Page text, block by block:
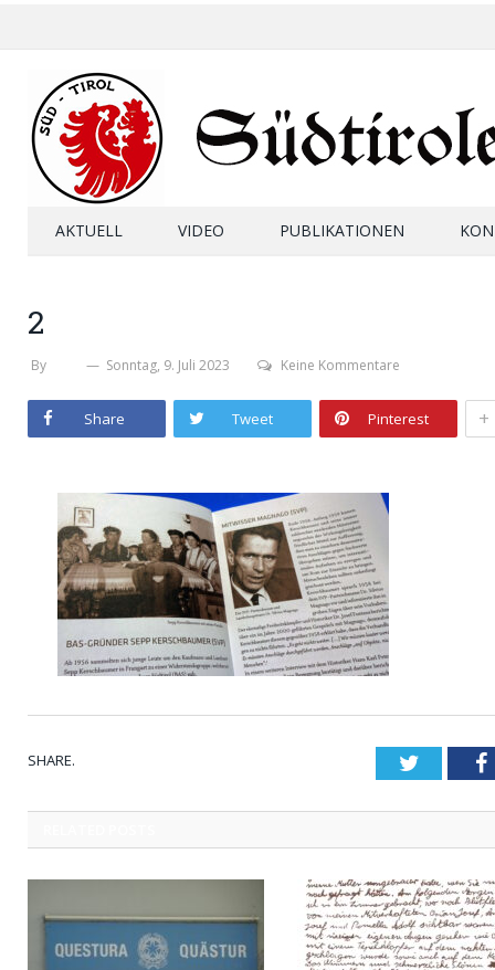
AKTUELL VIDEO PUBLIKATIONEN
2
By Sonntag, 9. Juli 2023 Keine Kommentare
Share Tweet Pinterest +
SHARE. Twitter